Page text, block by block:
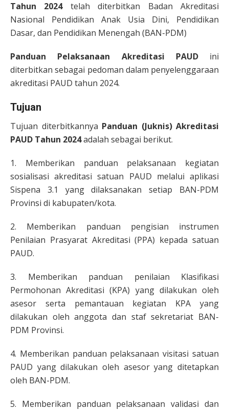
Tahun 2024 telah diterbitkan Badan Akreditasi
Nasional Pendidikan Anak Usia Dini, Pendidikan
Dasar, dan Pendidikan Menengah (BAN-PDM)
Panduan Pelaksanaan Akreditasi PAUD ini
diterbitkan sebagai pedoman dalam penyelenggaraan
akreditasi PAUD tahun 2024.
Tujuan
Tujuan diterbitkannya Panduan (Juknis) Akreditasi
PAUD Tahun 2024adalah sebagai berikut.
1. Memberikan panduan pelaksanaan kegiatan
sosialisasi akreditasi satuan PAUD melalui aplikasi
Sispena 3.1 yang dilaksanakan setiap BAN-PDM
Provinsi di kabupaten/kota.
2. Memberikan panduan pengisian instrumen
Penilaian Prasyarat Akreditasi (PPA) kepada satuan
PAUD.
3. Memberikan panduan penilaian Klasifikasi
Permohonan Akreditasi (KPA) yang dilakukan oleh
asesor serta pemantauan kegiatan KPA yang
dilakukan oleh anggota dan staf sekretariat BAN-
PDM Provinsi.
4. Memberikan panduan pelaksanaan visitasi satuan
PAUD yang dilakukan oleh asesor yang ditetapkan
oleh BAN-PDM.
5. Memberikan panduan pelaksanaan validasi dan